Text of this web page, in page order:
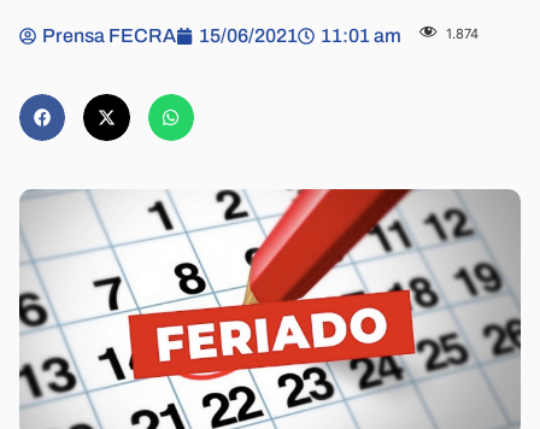
Prensa FECRA 15/06/2021 11:01 am 1.874